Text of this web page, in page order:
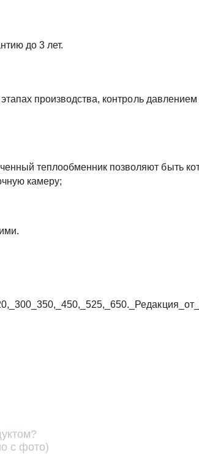
до 3 лет.
производства, контроль
теплообменник позволяют быть
камеру;
с фото)